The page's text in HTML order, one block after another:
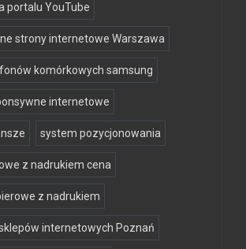
portalu YouTube
strony internetowe Warszawa
komórkowych samsung
internetowe
system pozycjonowania
z nadrukiem cena
z nadrukiem
internetowych Poznań